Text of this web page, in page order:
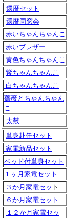
還暦セット
還暦同窓会
赤いちゃんちゃんこ
赤いブレザー
黄色ちゃんちゃんこ
紫ちゃんちゃんこ
白ちゃんちゃんこ
薔薇とちゃんちゃん
こ
太鼓
単身赴任セット
家電新品セット
ベッド付単身セット
１ヶ月家電セット
３か月家電セッ ト
６か月家電セット
１２か月家電セッ